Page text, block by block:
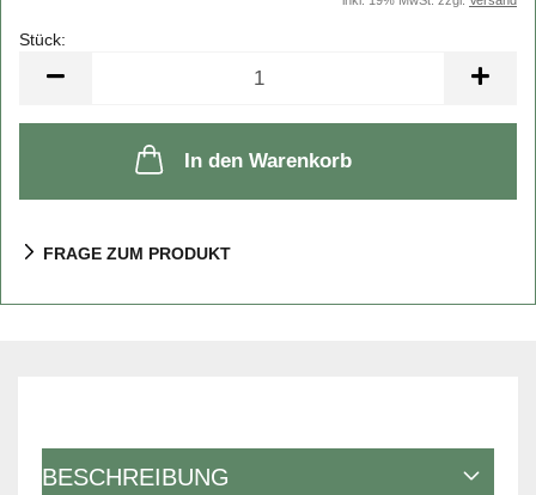
Stück:
In den Warenkorb
FRAGE ZUM PRODUKT
BESCHREIBUNG